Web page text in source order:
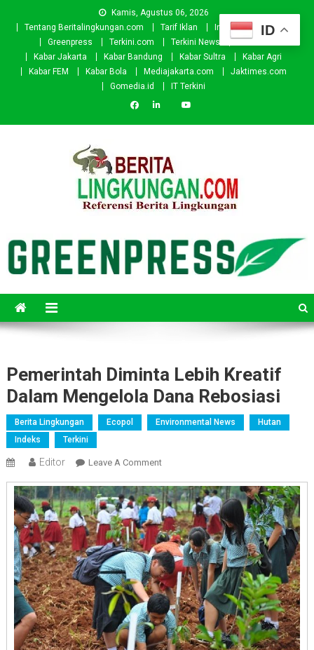
Kamis, Agustus 06, 2026
Tentang Beritalingkungan.com
Tarif Iklan Investor
Donasi
Greenpress
Terkini.com Terkini News
Kabar.id
Kabar Jakarta
Kabar Bandung Kabar Sultra
Kabar Agri
Kabar FEM
Kabar Bola Mediajakarta.com
Jaktimes.com
Gomedia.id
IT Terkini
Pemerintah Diminta Lebih Kreatif
Dalam Mengelola Dana Rebosiasi
Berita Lingkungan Ecopol Environmental News
Hutan
Indeks
Terkini
Editor Leave A CommentOn
Diminta
Lebih
Kreatif
Dalam
Mengelola
Dana
Rebosiasi
ID